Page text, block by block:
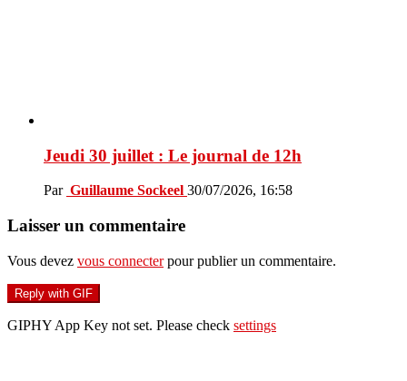
Jeudi 30 juillet : Le journal de 12h
Par Guillaume Sockeel 30/07/2026, 16:58
Laisser un commentaire
Vous devez vous connecterpour publier un commentaire.
Reply with GIF
GIPHY App Key not set. Please check settings